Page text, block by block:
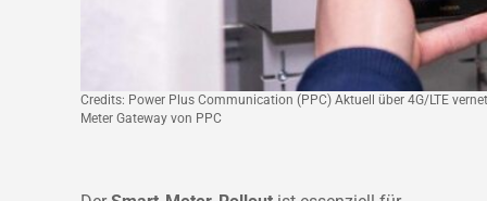
Credits: Power Plus Communication (PPC) Aktuell über 4G/LTE
Meter Gateway von PPC